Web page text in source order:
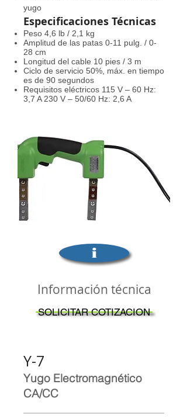
yugo​
Especificaciones Técnicas
Peso 4,6 lb / 2,1 kg
Amplitud de las patas 0-11 pulg. / 0-
28 cm
Longitud del cable 10 pies / 3 m
Ciclo de servicio 50%, máx. en tiempo
es de 90 segundos
Requisitos eléctricos 115 V – 60 Hz:
3,7 A 230 V – 50/60 Hz: 2,6 A
i
Información técnica
SOLICITAR COTIZACION
Y-7
Yugo Electromagnético
CA/CC